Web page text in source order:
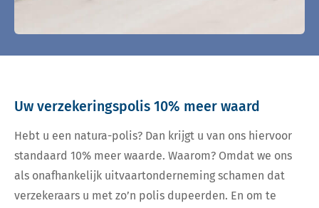
Uw verzekeringspolis 10% meer waard
Hebt u een natura-polis? Dan krijgt u van ons hiervoor
standaard 10% meer waarde. Waarom? Omdat we ons
als onafhankelijk uitvaartonderneming schamen dat
verzekeraars u met zo’n polis dupeerden. En om te